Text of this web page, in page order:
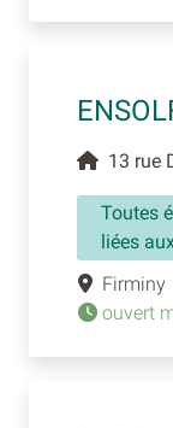
13 rue
Toutes
liées
Firminy
ouvert